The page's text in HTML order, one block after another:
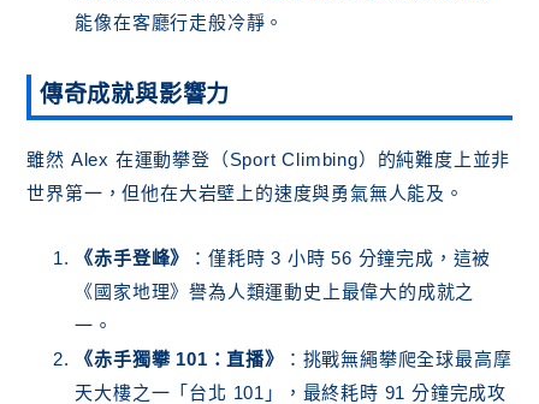
能像在客廳行走般冷靜。
傳奇成就與影響力
雖然 Alex 在運動攀登（Sport Climbing）的純難度上並非
世界第一，但他在大岩壁上的速度與勇氣無人能及。
《赤手登峰》
：僅耗時 3 小時 56 分鐘完成，這被
《國家地理》譽為人類運動史上最偉大的成就之
一。
《赤手獨攀 101：直播》
：挑戰無繩攀爬全球最高摩
天大樓之一「台北 101」，最終耗時 91 分鐘完成攻